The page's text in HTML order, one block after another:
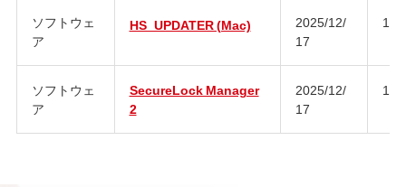
ソフトウェ
ア
HS_UPDATER (Mac)
2025/12/
17
ソフトウェ
ア
SecureLock Manager
2
2025/12/
17